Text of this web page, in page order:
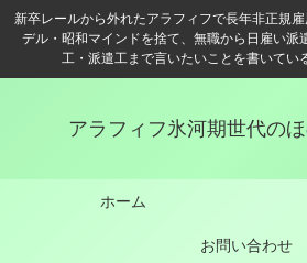
新卒レールから外れたアラフィフで長年非正規
デル・昭和マインドを捨て、無職から日雇い派
工・派遣工まで言いたいことを書いてい
アラフィフ氷河期世代の
ホーム
お問い合わせ